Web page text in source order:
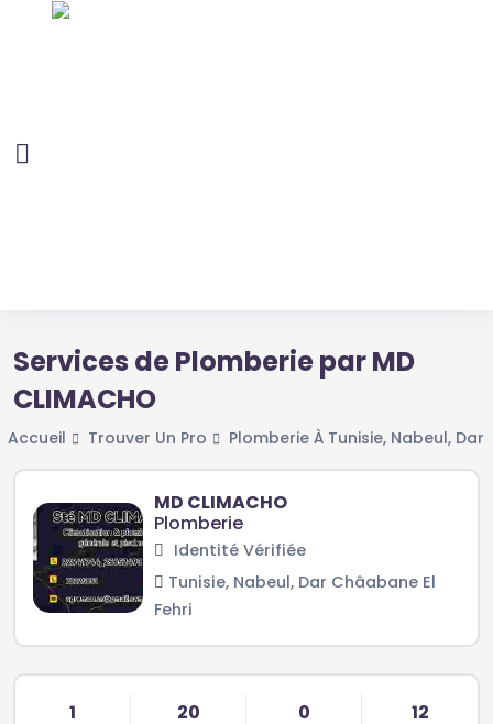
Services de Plomberie par MD
CLIMACHO
Accueil Trouver Un Pro Plomberie À Tunisie, Nabeul, Dar
MD CLIMACHO
Plomberie
Identité Vérifiée
Tunisie, Nabeul, Dar Châabane El
Fehri
1 20 0 12